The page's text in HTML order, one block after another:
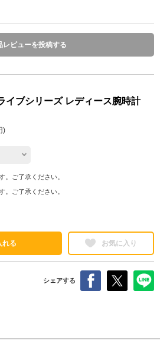
レビューを投稿する
イブシリーズ レディース腕時計
)
。ご了承ください。
。ご了承ください。
れる お気に入り
シェアする